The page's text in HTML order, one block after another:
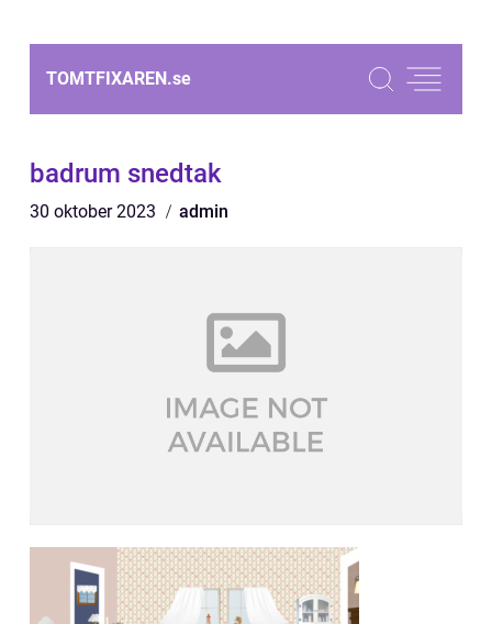
TOMTFIXAREN.se
badrum snedtak
30 oktober 2023 admin